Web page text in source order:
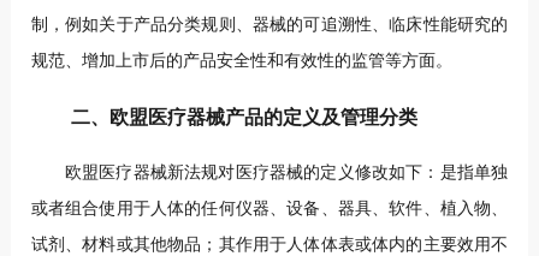
制，例如关于产品分类规则、器械的可追溯性、临床性能研究的
规范、增加上市后的产品安全性和有效性的监管等方面。
二、欧盟医疗器械产品的定义及管理分类
欧盟医疗器械新法规对医疗器械的定义修改如下：是指单独
或者组合使用于人体的任何仪器、设备、器具、软件、植入物、
试剂、材料或其他物品；其作用于人体体表或体内的主要效用不